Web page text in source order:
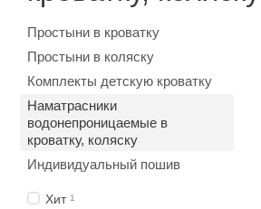
Простыни в кроватку
Простыни в коляску
Комплекты детскую кроватку
Наматрасники
водонепроницаемые в
кроватку, коляску
Индивидуальный пошив
Хит 1